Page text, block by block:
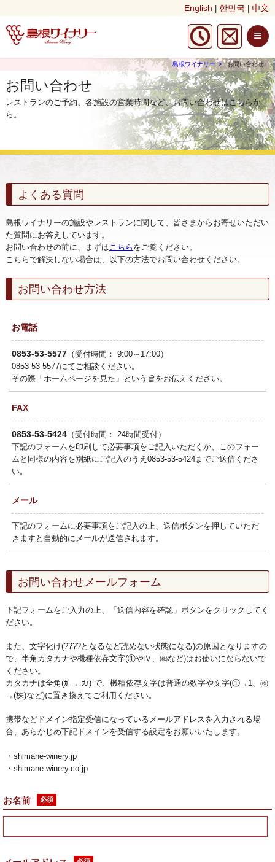
English 한민국 中文
≡
島根ワイナリー お問い合わせ
お問い合わせ
レストランのご予約、各施設の営業時間など、お問い合わせはこちらか
ら。
よくある質問
島根ワイナリーの施設やレストランに関して、皆さまからお寄せいただい
た質問にお答えしています。
お問い合わせの前に、まずはこちら をご覧ください。
こちらで解決しない場合は、以下の方法でお問い合わせください。
お問い合わせ方法
お電話
0853-53-5577（受付時間： 9:00～17:00）
0853-53-5577にてご相談ください。
その際「ホームページを見た」という旨をお伝えください。
FAX
0853-53-5424（受付時間： 24時間受付）
下記のフォームを印刷して必要事項をご記入いただくか、このフォー
ムと同様の内容を別紙にご記入のうえ0853-53-5424までご送信くださ
い。
メール
下記のフォームに必要事項をご記入の上、送信ボタンを押していただ
きますと自動的にメールが送信されます。
お問い合わせメールフォーム
下記フォームをご入力の上、「送信内容を確認」ボタンをクリックしてく
ださい。
また、文字化け(????となるなど読めない状態になる)の原因となりますの
で、半角カタカナや機種依存文字(①やⅣ、㈱など)はお使いにならないで
ください。
カタカナは全角(ｶ → カ) で、機種依存文字は普通の数字や文字(①→1、㈱
→(株)など)に置き換えてご利用ください。
携帯などドメイン指定受信になっているメールアドレスを入力される場
合、あらかじめ下記ドメインを受信する設定をお願いいたします。
・shimane-winery.jp
・shimane-winery.co.jp
お名前 必須